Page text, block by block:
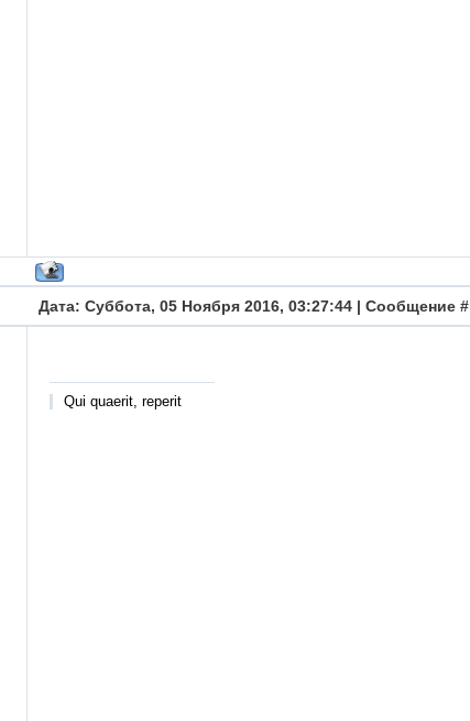
Дата: Суббота, 05 Ноября 2016, 03:27:44 | Сообщение #
Qui quaerit, reperit